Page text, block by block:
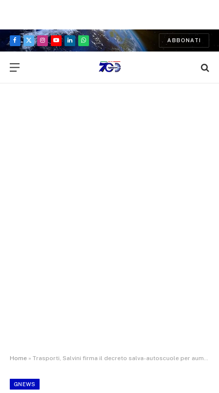
Facebook
X
Instagram
YouTubeLinkedInWhatsApp
ABBONATI
Home » Trasporti, Salvini firma il decreto salva-autoscuole per aumentare gli istruttori
GNEWS